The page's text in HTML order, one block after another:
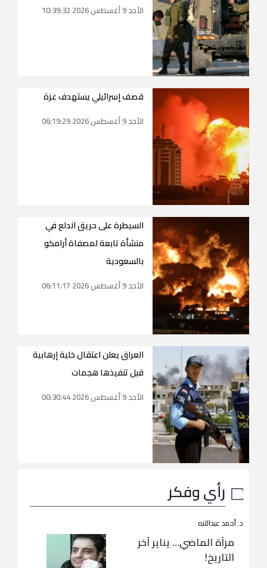
الأحد 9 أغسطس 2026 10:39:32
قصف إسرائيلي يستهدف غزة
الأحد 9 أغسطس 2026 06:19:29
السيطرة على حريق اندلع في
منشأة تابعة لمصفاة أرامكو
بالسعودية
الأحد 9 أغسطس 2026 06:11:17
العراق يعلن اعتقال خلية إرهابية
قبل تنفيذها هجمات
الأحد 9 أغسطس 2026 00:30:44
رأي وفكر
د. أحمد عبداللاه
مرآة الماضي… يناير آخر
التاريخ!